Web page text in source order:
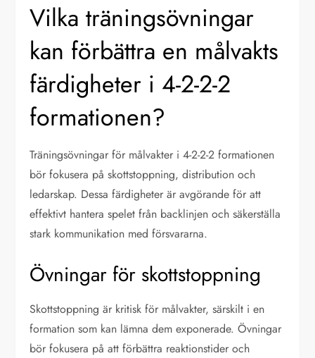
Vilka träningsövningar
kan förbättra en målvakts
färdigheter i 4-2-2-2
formationen?
Träningsövningar för målvakter i 4-2-2-2 formationen
bör fokusera på skottstoppning, distribution och
ledarskap. Dessa färdigheter är avgörande för att
effektivt hantera spelet från backlinjen och säkerställa
stark kommunikation med försvararna.
Övningar för skottstoppning
Skottstoppning är kritisk för målvakter, särskilt i en
formation som kan lämna dem exponerade. Övningar
bör fokusera på att förbättra reaktionstider och